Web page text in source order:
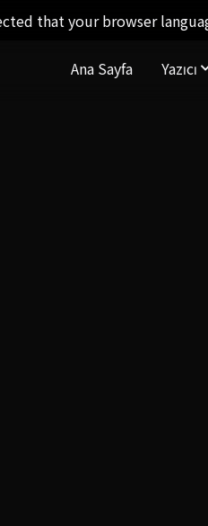
Ana Sayfa Yazıcı
that your browser